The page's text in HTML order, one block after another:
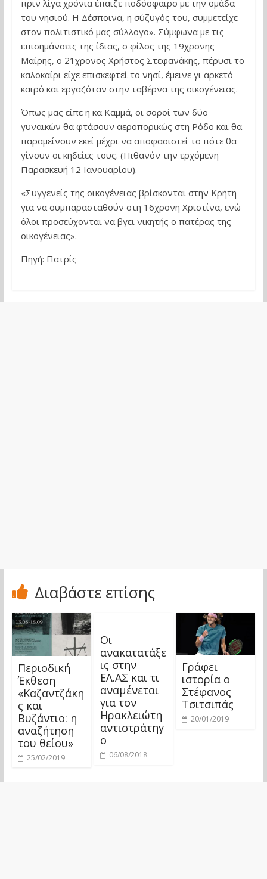
πριν λίγα χρόνια έπαιζε ποδόσφαιρο με την ομάδα
του νησιού. Η Δέσποινα, η σύζυγός του, συμμετείχε
στον πολιτιστικό μας σύλλογο». Σύμφωνα με τις
επισημάνσεις της ίδιας, ο φίλος της 19χρονης
Μαίρης, ο 21χρονος Χρήστος Στεφανάκης, πέρυσι το
καλοκαίρι είχε επισκεφτεί το νησί, έμεινε γι αρκετό
καιρό και εργαζόταν στην ταβέρνα της οικογένειας.
Όπως μας είπε η κα Καμμά, οι σοροί των δύο
γυναικών θα φτάσουν αεροπορικώς στη Ρόδο και θα
παραμείνουν εκεί μέχρι να αποφασιστεί το πότε θα
γίνουν οι κηδείες τους. (Πιθανόν την ερχόμενη
Παρασκευή 12 Ιανουαρίου).
«Συγγενείς της οικογένειας βρίσκονται στην Κρήτη
για να συμπαρασταθούν στη 16χρονη Χριστίνα, ενώ
όλοι προσεύχονται να βγει νικητής ο πατέρας της
οικογένειας».
Πηγή: Πατρίς
Διαβάστε επίσης
Περιοδική
Έκθεση
«Καζαντζάκη
ς και
Βυζάντιο: η
αναζήτηση
του θείου»
25/02/2019
Οι
ανακατατάξε
ις στην
ΕΛ.ΑΣ και τι
αναμένεται
για τον
Ηρακλειώτη
αντιστράτηγ
ο
06/08/2018
Γράφει
ιστορία ο
Στέφανος
Τσιτσιπάς
20/01/2019